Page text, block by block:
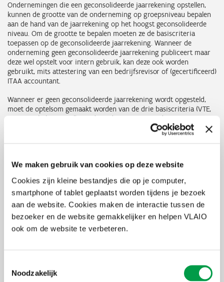
We maken gebruik van cookies op deze website
Cookies zijn kleine bestandjes die op je computer,
smartphone of tablet geplaatst worden tijdens je bezoek
aan de website. Cookies maken de interactie tussen de
bezoeker en de website gemakkelijker en helpen VLAIO
ook om de website te verbeteren.
Noodzakelijk
Ondernemingen die een geconsolideerde jaarrekening opstellen,
kunnen de grootte van de onderneming op groepsniveau bepalen
aan de hand van de jaarrekening op het hoogst geconsolideerde
niveau. Om de grootte te bepalen moeten ze de basiscriteria
toepassen op de geconsolideerde jaarrekening. Wanneer de
onderneming geen geconsolideerde jaarrekening publiceert maar
deze wel opstelt voor intern gebruik, kan deze ook worden
gebruikt, mits attestering van een bedrijfsrevisor of (gecertificeerd)
ITAA accountant.
Wanneer er geen geconsolideerde jaarrekening wordt opgesteld,
moet de optelsom gemaakt worden van de drie basiscriteria (VTE,
omzet en balanstotaal) van de onderneming met deze van zijn
partner- en verbonden ondernemingen. Ingeval van
partnerondernemingen moeten hierbij hun waarden opgeteld
integraal in rekening worden gebracht. We raden sterk aan om
onze
berekeningstool te gebruiken.
Voorbeeld: Wanneer A een deelnemingspercentage heeft van 40 %
in B en een deelnemingspercentage van 80 % in C, is B een
partneronderneming van A en C een verbonden onderneming van
A. De grootte van A is dan op de drie criteria: A + 40 % van B +
100 % van C. Dit moet zowel voor het personeelstotaal, de omzet
Zeggenschap